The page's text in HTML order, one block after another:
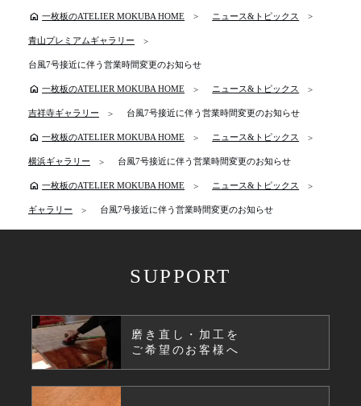
home 一枚板のATELIER MOKUBA HOME ニュース&トピックス
青山プレミアムギャラリー
台風7号接近に伴う営業時間変更のお知らせ
home 一枚板のATELIER MOKUBA HOME ニュース&トピックス
吉祥寺ギャラリー 台風7号接近に伴う営業時間変更のお知らせ
home 一枚板のATELIER MOKUBA HOME ニュース&トピックス
横浜ギャラリー 台風7号接近に伴う営業時間変更のお知らせ
home 一枚板のATELIER MOKUBA HOME ニュース&トピックス
ギャラリー 台風7号接近に伴う営業時間変更のお知らせ
SUPPORT
磨き直し・加工を
ご希望のお客様へ